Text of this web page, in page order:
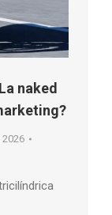
naked
2026